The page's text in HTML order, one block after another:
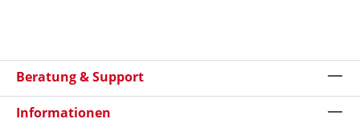
Beratung & Support
Informationen